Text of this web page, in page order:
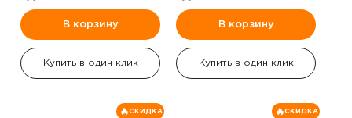
В корзину
Купить в один клик
В корзину
Купить в один клик
СКИДКА СКИДКА